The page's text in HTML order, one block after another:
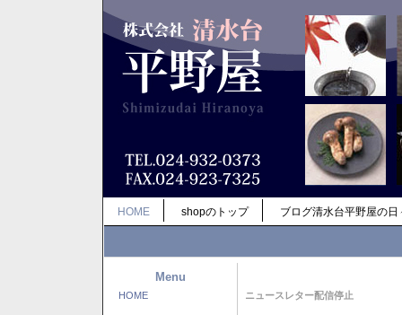
HOME shopのトップ ブログ清水台平野屋の日
Menu
HOME ニュースレター配信停止